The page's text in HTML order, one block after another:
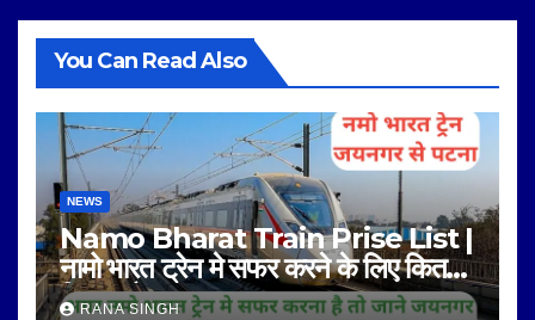
You Can Read Also
NEWS
Namo Bharat Train Prise List |
नामो भारत ट्रेन मे सफर करने के लिए कितना
किराया है |
RANA SINGH